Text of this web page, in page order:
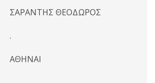
ΣΑΡΑΝΤΗΣ ΘΕΟΔΩΡΟΣ
.
ΑΘΗΝΑΙ